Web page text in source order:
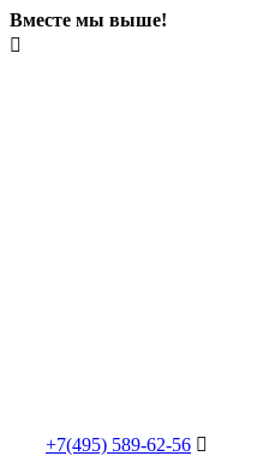
Вместе мы выше!

+7(495) 589-62-56 